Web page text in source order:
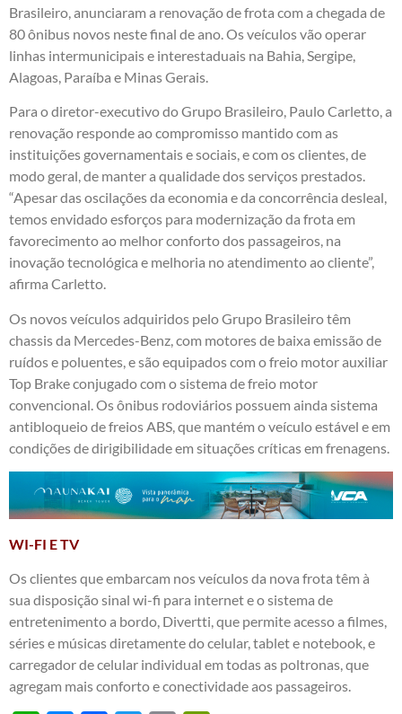
Brasileiro, anunciaram a renovação de frota com a chegada de
80 ônibus novos neste final de ano. Os veículos vão operar
linhas intermunicipais e interestaduais na Bahia, Sergipe,
Alagoas, Paraíba e Minas Gerais.
Para o diretor-executivo do Grupo Brasileiro, Paulo Carletto, a
renovação responde ao compromisso mantido com as
instituições governamentais e sociais, e com os clientes, de
modo geral, de manter a qualidade dos serviços prestados.
“Apesar das oscilações da economia e da concorrência desleal,
temos envidado esforços para modernização da frota em
favorecimento ao melhor conforto dos passageiros, na
inovação tecnológica e melhoria no atendimento ao cliente”,
afirma Carletto.
Os novos veículos adquiridos pelo Grupo Brasileiro têm
chassis da Mercedes-Benz, com motores de baixa emissão de
ruídos e poluentes, e são equipados com o freio motor auxiliar
Top Brake conjugado com o sistema de freio motor
convencional. Os ônibus rodoviários possuem ainda sistema
antibloqueio de freios ABS, que mantém o veículo estável e em
condições de dirigibilidade em situações críticas em frenagens.
WI-FI E TV
Os clientes que embarcam nos veículos da nova frota têm à
sua disposição sinal wi-fi para internet e o sistema de
entretenimento a bordo, Divertti, que permite acesso a filmes,
séries e músicas diretamente do celular, tablet e notebook, e
carregador de celular individual em todas as poltronas, que
agregam mais conforto e conectividade aos passageiros.